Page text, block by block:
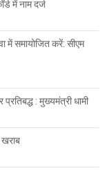
में नाम दर्ज
में समायोजित करें: सीएम
: मुख्यमंत्री धामी